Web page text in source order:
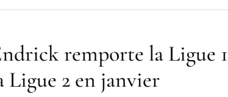
remporte la Ligue 1
Ligue 2 en janvier